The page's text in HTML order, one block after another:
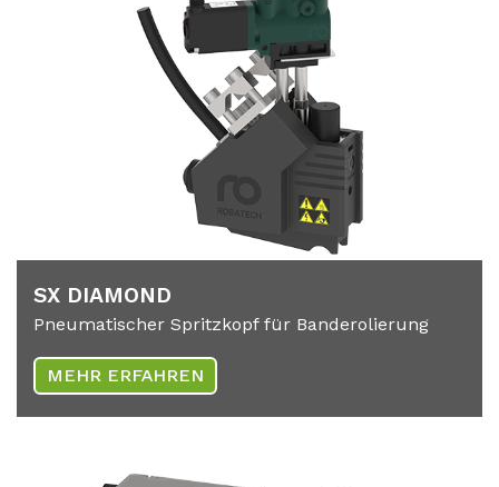
SX DIA­MOND
Pneumatischer Spritzkopf für Banderolierung
MEHR ERFAHREN